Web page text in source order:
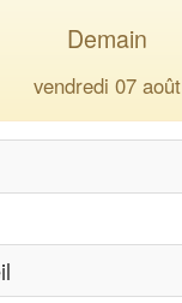
Demain
vendredi 07 août